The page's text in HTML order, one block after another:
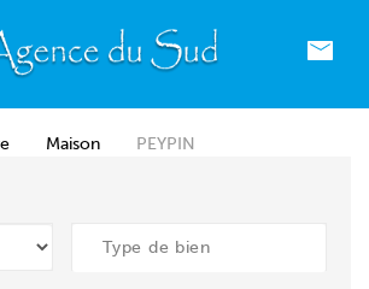
Maison PEYPIN
Type de bien